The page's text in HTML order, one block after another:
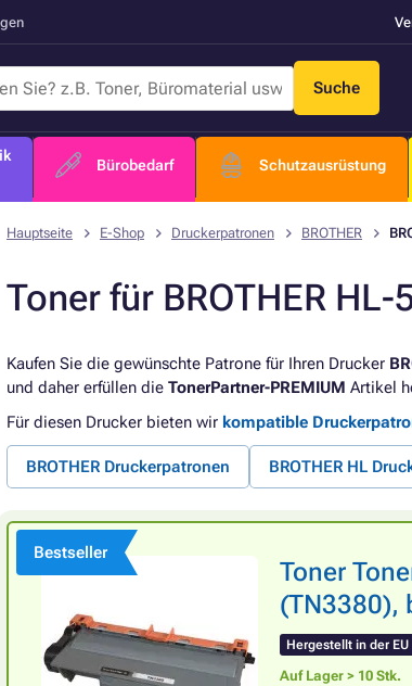
Suche
Bürobedarf Schutzausrüstung
Hauptseite E-Shop Druckerpatronen BROTHER
Toner für BROTHER HL-
Kaufen Sie die gewünschte Patrone für Ihren Drucker
und daher erfüllen die TonerPartner-PREMIUM Artikel
Für diesen Drucker bieten wir kompatible
BROTHER Druckerpatronen BROTHER HL
Bestseller
Toner
(TN3380),
Hergestellt in der EU
Auf Lager > 10 Stk.